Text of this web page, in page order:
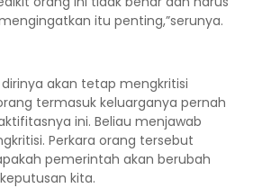
itu penting,”serunya.
akan tetap mengkritisi
termasuk keluarganya pernah
ini. Beliau menjawab
Perkara orang tersebut
pemerintah akan berubah
kita.